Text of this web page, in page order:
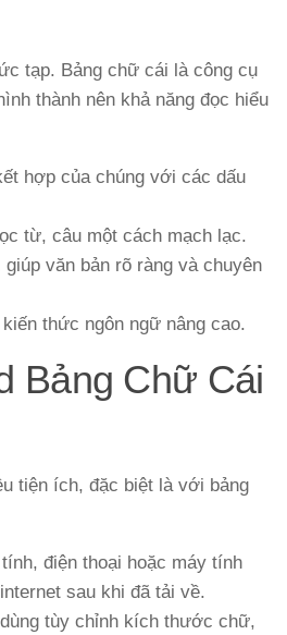
tạp. Bảng chữ cái là công cụ
thành nên khả năng đọc hiểu
hợp của chúng với các dấu
từ, câu một cách mạch lạc.
văn bản rõ ràng và chuyên
thức ngôn ngữ nâng cao.
Bảng Chữ Cái
tiện ích, đặc biệt là với bảng
điện thoại hoặc máy tính
sau khi đã tải về.
tùy chỉnh kích thước chữ,